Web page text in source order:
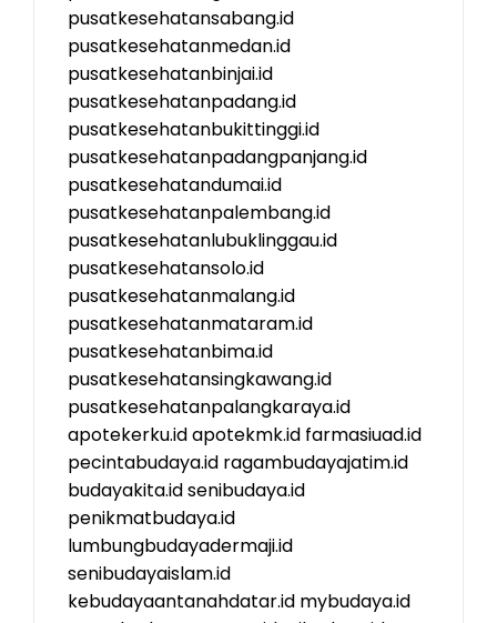
pusatkesehatansabang.id
pusatkesehatanmedan.id
pusatkesehatanbinjai.id
pusatkesehatanpadang.id
pusatkesehatanbukittinggi.id
pusatkesehatanpadangpanjang.id
pusatkesehatandumai.id
pusatkesehatanpalembang.id
pusatkesehatanlubuklinggau.id
pusatkesehatansolo.id
pusatkesehatanmalang.id
pusatkesehatanmataram.id
pusatkesehatanbima.id
pusatkesehatansingkawang.id
pusatkesehatanpalangkaraya.id
apotekerku.idapotekmk.id farmasiuad.id
pecintabudaya.id ragambudayajatim.id
budayakita.idsenibudaya.id
penikmatbudaya.id
lumbungbudayadermaji.id
senibudayaislam.id
kebudayaantanahdatar.id mybudaya.id